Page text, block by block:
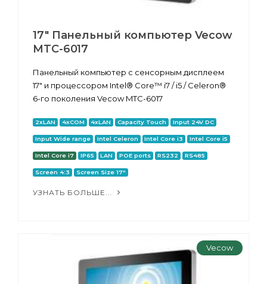
17" Панельный компьютер Vecow
MTC-6017
Панельный компьютер с сенсорным дисплеем
17" и процессором Intel® Core™ i7 / i5 / Celeron®
6-го поколения Vecow MTC-6017
2xLAN 4xCOM 4xLAN Capacity Touch Input 24V DC
Input Wide range Intel Celeron Intel Core i3 Intel Core i5
Intel Core i7 IP65 LAN POE ports RS232 RS485
Screen 4:3 Screen Size 17"
УЗНАТЬ БОЛЬШЕ...
Vecow